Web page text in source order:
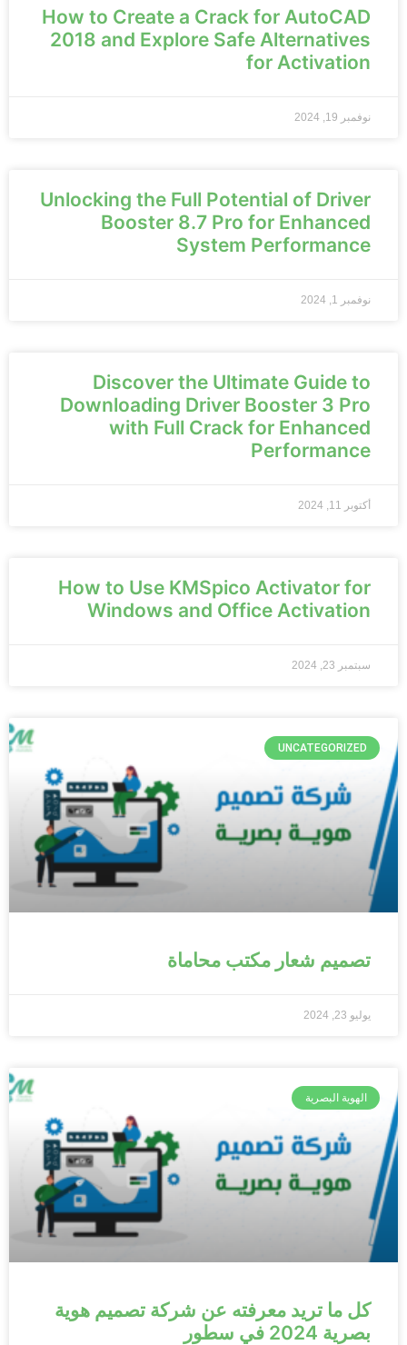
How to Create a Crack for AutoCAD
2018 and Explore Safe Alternatives
for Activation
نوفمبر 19, 2024
Unlocking the Full Potential of Driver
Booster 8.7 Pro for Enhanced
System Performance
نوفمبر 1, 2024
Discover the Ultimate Guide to
Downloading Driver Booster 3 Pro
with Full Crack for Enhanced
Performance
أكتوبر 11, 2024
How to Use KMSpico Activator for
Windows and Office Activation
سبتمبر 23, 2024
UNCATEGORIZED
تصميم شعار مكتب محاماة
يوليو 23, 2024
الهوية البصرية
كل ما تريد معرفته عن شركة تصميم هوية
بصرية 2024 في سطور